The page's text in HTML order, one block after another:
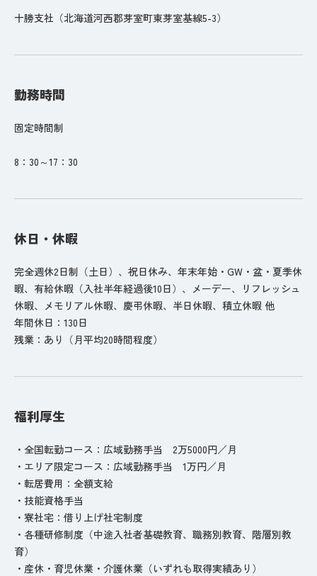
十勝支社（北海道河西郡芽室町東芽室基線5-3）
勤務時間
固定時間制
8：30～17：30
休日・休暇
完全週休2日制（土日）、祝日休み、年末年始・GW・盆・夏季休
暇、有給休暇（入社半年経過後10日）、メーデー、リフレッシュ
休暇、メモリアル休暇、慶弔休暇、半日休暇、積立休暇 他
年間休日：130日
残業：あり（月平均20時間程度）
福利厚生
・全国転勤コース：広域勤務手当 2万5000円／月
・エリア限定コース：広域勤務手当 1万円／月
・転居費用：全額支給
・技能資格手当
・寮社宅：借り上げ社宅制度
・各種研修制度（中途入社者基礎教育、職務別教育、階層別教
育）
・産休・育児休業・介護休業（いずれも取得実績あり）